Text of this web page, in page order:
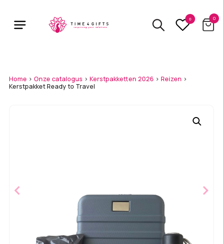
main
0 0
Home > Onze catalogus > Kerstpakketten 2026 > Reizen >
Kerstpakket Ready to Travel